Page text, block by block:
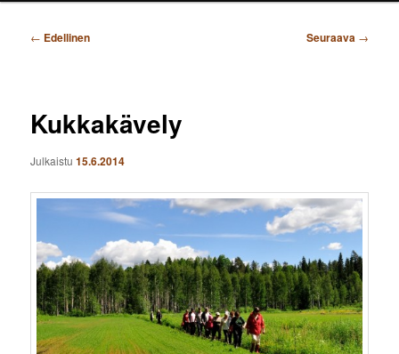
Artikkelien
← Edellinen Seuraava →
Kukkakävely
Julkaistu15.6.2014